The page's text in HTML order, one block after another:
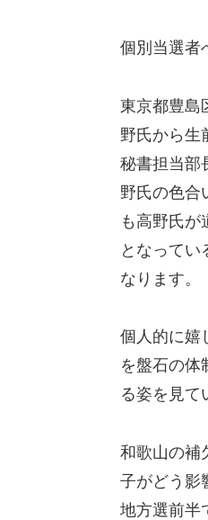
個別当選者
東京都豊島
野氏から生
秘書担当部
野氏の色合
も高野氏が
となってい
なります。
個人的に嬉
を盤石の体
る姿を見て
和歌山の補
子がどう影
地方選前半